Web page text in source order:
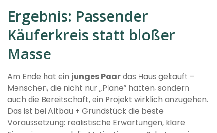
Ergebnis: Passender
Käuferkreis statt bloßer
Masse
Am Ende hat ein junges Paardas Haus gekauft –
Menschen, die nicht nur „Pläne“ hatten, sondern
auch die Bereitschaft, ein Projekt wirklich anzugehen.
Das ist bei Altbau + Grundstück die beste
Voraussetzung: realistische Erwartungen, klare